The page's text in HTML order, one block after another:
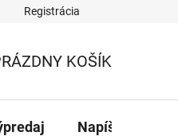
Registrácia
KOŠÍK
Napíšte nám